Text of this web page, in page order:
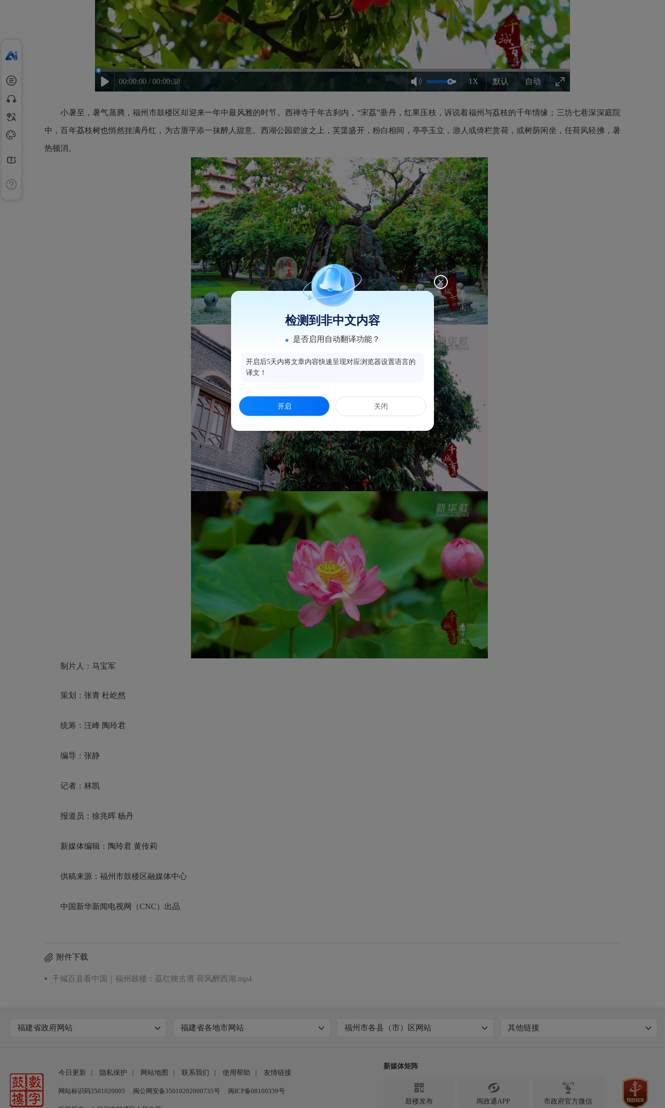
自动
1X 默认
00:00:00 / 00:00:38
小暑至，暑气蒸腾，福州市鼓楼区却迎来一年中最风雅的时节。西禅寺千年古刹内，“宋荔”垂丹，红果压枝，诉说着福州与荔枝的千年情缘；三坊七巷深深庭院
中，百年荔枝树也悄然挂满丹红，为古厝平添一抹醉人甜意。西湖公园碧波之上，芙蕖盛开，粉白相间，亭亭玉立，游人或倚栏赏荷，或树荫闲坐，任荷风轻拂，暑
热顿消。
制片人：马宝军
策划：张青 杜屹然
统筹：汪峰 陶玲君
编导：张静
记者：林凯
报道员：徐兆晖 杨丹
新媒体编辑：陶玲君 黄传莉
供稿来源：福州市鼓楼区融媒体中心
中国新华新闻电视网（CNC）出品
附件下载
千城百县看中国｜福州鼓楼：荔红映古厝 荷风醉西湖.mp4
福建省政府网站 福建省各地市网站 福州市各县（市）区网站 其他链接
今日更新 隐私保护 网站地图 联系我们 使用帮助 友情链接
网站标识码3501020005 闽公网安备35010202000735号 闽ICP备08100339号
新媒体矩阵

鼓楼发布

闽政通APP 市政府官方微信
检测到非中文内容
是否启用自动翻译功能？
开启后5天内将文章内容快速呈现对应浏览器设置语言的
译文！
开启 关闭